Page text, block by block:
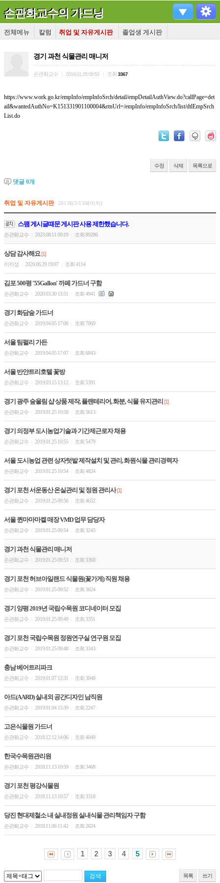
손관화교수의 가드닝
전체메뉴 칼럼 취업 및 자유게시판 졸업생 게시판
경기 과천 식물관리 매니저
손관화교수 2019.01.25 09:53 조회 3367
https://www.work.go.kr/empInfo/empInfoSrch/detail/empDetailAuthView.do?callPage=det
ail&wantedAuthNo=K151331901100004&rtnUrl=/empInfo/empInfoSrch/list/dtlEmpSrch
List.do
수정 삭제 목록으로
댓글 0개
취업 및 자유게시판 261개(5/13페이지)
스팸 게시글때문 게시판 사용 제한했습니다.
손관화교수 2023.08.11 09:19 조회 89286
상담 감사해요[1]
이지성
2020.06.29 19:07 조회 4114
김포 500평 '55Gallon' 까페 가드너 구함
손관화교수 2020.03.30 13:51 조회 4941
경기 화담숲 가드너
손관화교수 2019.04.05 17:08 조회 7069
서울 팀펄리 가든
손관화교수 2019.04.05 17:07 조회 6843
서울 반얀트리호텔 꽃방
손관화교수 2019.03.15 13:12 조회 5391
경기 광주 숲울림 샵 상품 제작, 플랜테리어, 화분, 식물 유지관리 [1]
손관화교수
2019.01.25 10:58 조회 5613
경기 의정부 도시농업기술과 기간제근로자 채용
손관화교수 2019.01.25 10:55 조회 5479
서울 도시농업 관련 상자텃밭 제작설치 및 관리, 화원식물 관리경력자
손관화교수 2019.01.25 10:54 조회 4824
경기 포천 서운동산 온실관리 및 정원 관리사[1]
손관화교수
2019.01.25 09:56 조회 4652
서울 퀸마마마켙 매장 VMD 업무 담당자
손관화교수 2019.01.25 09:54 조회 3245
경기 과천 식물관리 매니저
손관화교수 2019.01.25 09:53 조회 3368
경기 포천 허브아일랜드 식물원(꽃가게) 직원 채용
손관화교수 2019.01.25 09:52 조회 3624
경기 양평 2019년 국립수목원 코디네이터 모집
손관화교수 2019.01.25 09:49 조회 3351
경기 포천 국립수목원 정원연구실 연구원 모집
손관화교수 2019.01.25 09:48 조회 3343
충남 베어트리파크
손관화교수 2019.01.07 12:31 조회 3048
아드(AARD) 실내외 공간디자인 남직원
손관화교수 2019.01.04 15:39 조회 2247
고은식물원 가드너
손관화교수 2018.12.12 14:06 조회 4049
한국수목원관리원
손관화교수 2018.11.13 10:59 조회 3468
경기 포천 평강식물원
손관화교수 2018.11.13 10:57 조회 3318
당진 현대제철소 내 실내정원 실내식물 관리책임자 구함
손관화교수 2018.11.06 11:42 조회 2624
1 2 3 4 5
목록 쓰기